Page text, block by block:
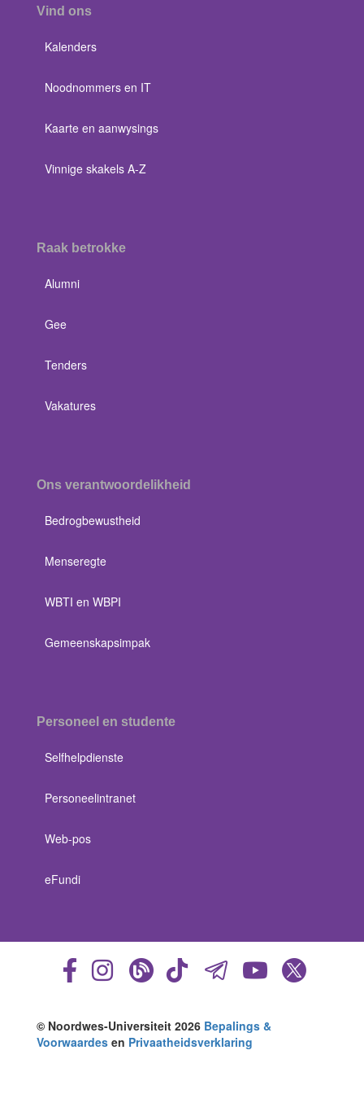
Vind ons
Kalenders
Noodnommers en IT
Kaarte en aanwysings
Vinnige skakels A-Z
Raak betrokke
Alumni
Gee
Tenders
Vakatures
Ons verantwoordelikheid
Bedrogbewustheid
Menseregte
WBTI en WBPI
Gemeenskapsimpak
Personeel en studente
Selfhelpdienste
Personeelintranet
Web-pos
eFundi
© Noordwes-Universiteit 2026 Bepalings &
Voorwaardes en Privaatheidsverklaring